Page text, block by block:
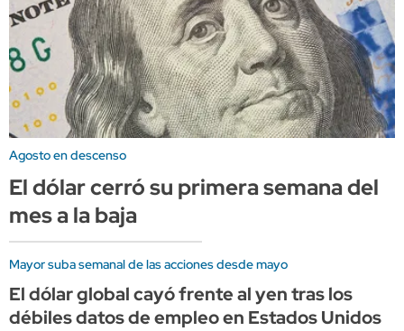
Agosto en descenso
El dólar cerró su primera semana del
mes a la baja
Mayor suba semanal de las acciones desde mayo
El dólar global cayó frente al yen tras los
débiles datos de empleo en Estados Unidos